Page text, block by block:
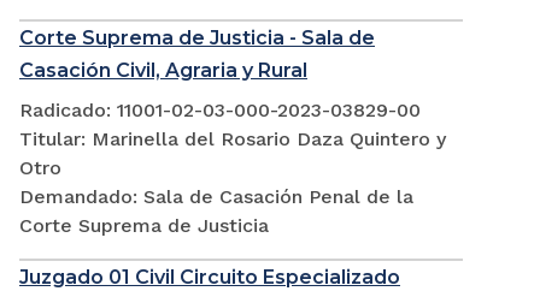
Corte Suprema de Justicia - Sala de
Casación Civil, Agraria y Rural
Radicado: 11001-02-03-000-2023-03829-00
Titular: Marinella del Rosario Daza Quintero y
Otro
Demandado: Sala de Casación Penal de la
Corte Suprema de Justicia
Juzgado 01 Civil Circuito Especializado